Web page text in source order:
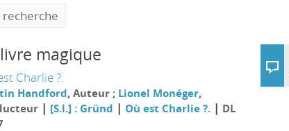
magique
Charlie ?.
Handford, Auteur ; Lionel Monéger,
| [S.l.] : Gründ | Où est Charlie ?.| DL